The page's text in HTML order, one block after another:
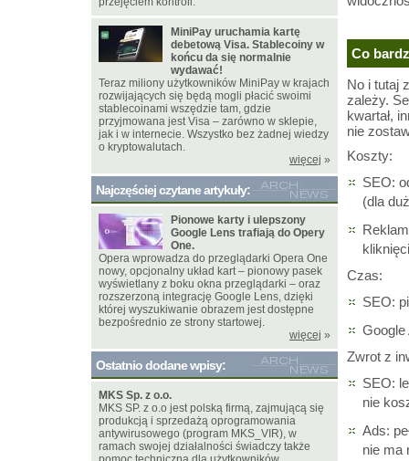
Co
No i tutaj
zależy.
kwartał,
nie
Koszty:
SEO:
(dla
Czas:
SEO:
Zwrot z
SEO:
nie
Ads:
nie ma
MiniPay uruchamia kartę
debetową Visa. Stablecoiny w
końcu da się normalnie
wydawać!
Teraz miliony użytkowników MiniPay w krajach
rozwijających się będą mogli płacić swoimi
stablecoinami wszędzie tam, gdzie
przyjmowana jest Visa – zarówno w sklepie,
jak i w internecie. Wszystko bez żadnej wiedzy
o kryptowalutach.
więcej »
Najczęściej czytane artykuły:
Pionowe karty i ulepszony
Google Lens trafiają do Opery
One.
Opera wprowadza do przeglądarki Opera One
nowy, opcjonalny układ kart – pionowy pasek
wyświetlany z boku okna przeglądarki – oraz
rozszerzoną integrację Google Lens, dzięki
której wyszukiwanie obrazem jest dostępne
bezpośrednio ze strony startowej.
więcej »
Ostatnio dodane wpisy:
MKS Sp. z o.o.
MKS SP. z o.o jest polską firmą, zajmującą się
produkcją i sprzedażą oprogramowania
antywirusowego (program MKS_VIR), w
ramach swojej działalności świadczy także